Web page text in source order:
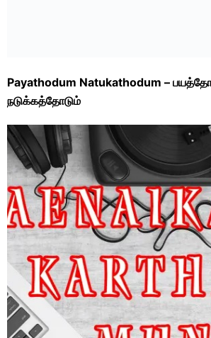
Payathodum Natukathodum –
நடுக்கத்தோடும்